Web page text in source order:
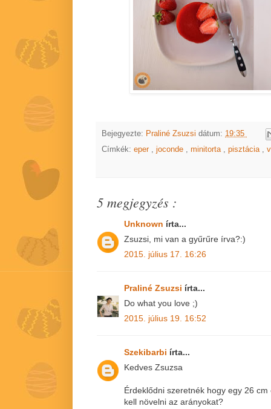
Bejegyezte: Praliné Zsuzsi dátum: 19:35
Címkék: eper , joconde , minitorta , pisztácia ,
5 megjegyzés :
Unknown írta...
Zsuzsi, mi van a gyűrűre írva?:)
2015. július 17. 16:26
Praliné Zsuzsi írta...
Do what you love ;)
2015. július 19. 16:52
Szekibarbi írta...
Kedves Zsuzsa
Érdeklődni szeretnék hogy egy 26
kell növelni az arányokat?